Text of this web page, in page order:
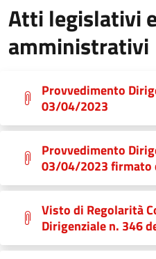
Atti legislativi
amministrativi
Provvedimento
03/04/2023
Provvedimento
03/04/2023 firmato
Visto di Regolarità
Dirigenziale n. 346